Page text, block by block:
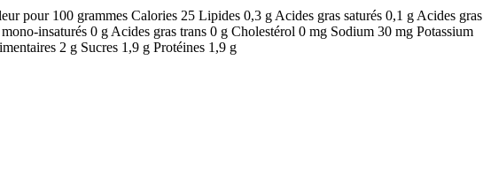
pour 100 grammes Calories 25 Lipides 0,3 g Acides gras saturés 0,1 g Acides gras
insaturés 0 g Acides gras trans 0 g Cholestérol 0 mg Sodium 30 mg Potassium
2 g Sucres 1,9 g Protéines 1,9 g